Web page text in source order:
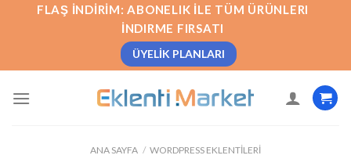
FLAŞ İNDIRIM: ABONELIK İLE TÜM ÜRÜNLERI
İNDIRME FIRSATI
ÜYELIK PLANLARI
ANA SAYFA / WORDPRESS EKLENTILERI